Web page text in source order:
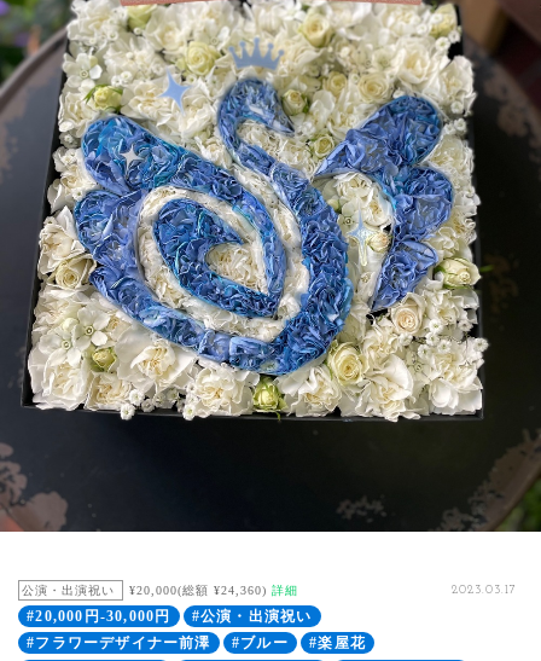
公演・出演祝い ¥20,000(総額 ¥24,360) 詳細 2023.03.17
#20,000円-30,000円
#公演・出演祝い
#フラワーデザイナー前澤
#ブルー
#楽屋花